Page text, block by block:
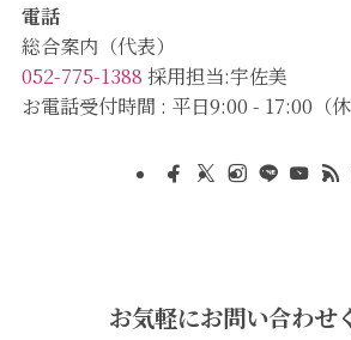
電話
総合案内（代表）
052-775-1388 採用担当:宇佐美
お電話受付時間 : 平日9:00 - 17:00（休
お気軽にお問い合わせ